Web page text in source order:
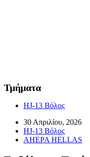
Τμήματα
HJ-13 Βόλος
30 Απριλίου, 2026
HJ-13 Βόλος
AHEPA HELLAS